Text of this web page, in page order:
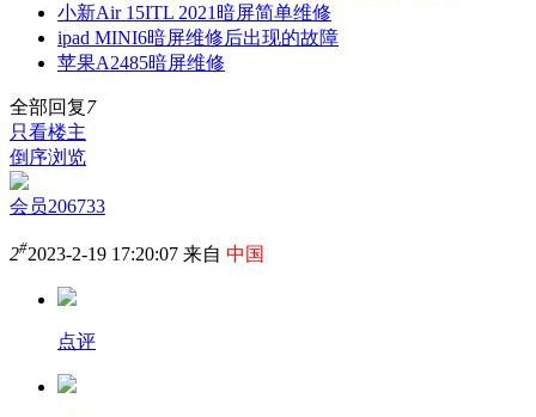
小新Air 15ITL 2021暗屏简单维修
ipad MINI6暗屏维修后出现的故障
苹果A2485暗屏维修
全部回复7
只看楼主
倒序浏览
会员206733
2#2023-2-19 17:20:07 来自 中国
点评